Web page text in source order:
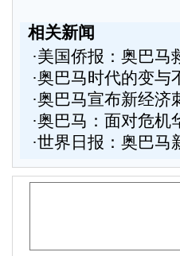
相关新闻
·美国侨报：奥巴马
·奥巴马时代的变
·奥巴马宣布新经济
·奥巴马：面对危机
·世界日报：奥巴马